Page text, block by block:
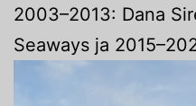
2003–2013: Dana
Seaways ja